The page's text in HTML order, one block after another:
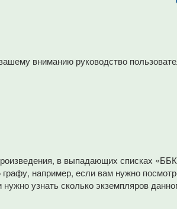
вниманию руководство
в выпадающих списках
например, если вам нужно
узнать сколько экземпляров